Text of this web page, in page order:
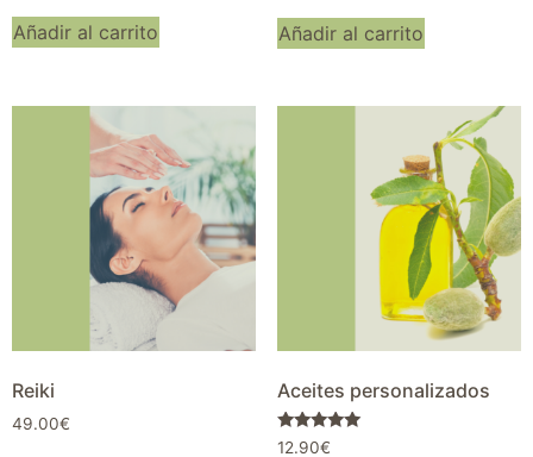
Añadir al carrito Añadir al carrito
Reiki
49.00€
Aceites personalizados
Valorado con
12.90€